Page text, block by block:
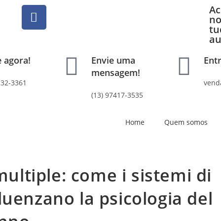
agora!
3361
Envie uma
mensagem!
(13) 97417-3535
Home Quem somos
come i sistemi di
la psicologia del